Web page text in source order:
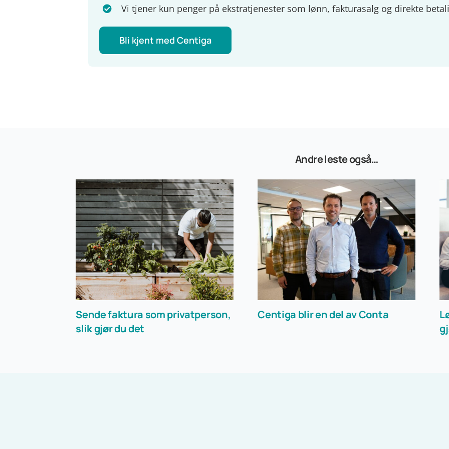
Vi tjener kun penger på ekstratjenester som lønn, fakturasalg og direkte
Bli kjent med Centiga
Andre leste også…
Sende faktura som privatperson,
slik gjør du det
Centiga blir en del av Conta